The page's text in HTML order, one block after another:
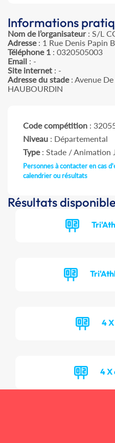
Informations
Nom de l’organisateur: S/L
Adresse: 1 Rue Denis Papin
Téléphone 1 : 0320505003
Email : -
Site internet : -
Adresse du stade: Avenue
HAUBOURDIN
Code compétition :
Niveau : Départemental
Type: Stade / Animation
Personnes à contacter en cas
calendrier ou résultats
Résultats
4
4 X